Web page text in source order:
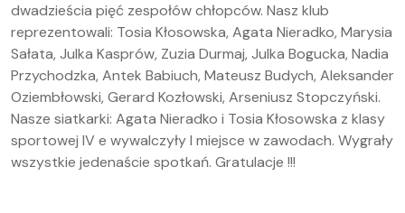
dwadzieścia pięć zespołów chłopców. Nasz klub
reprezentowali: Tosia Kłosowska, Agata Nieradko, Marysia
Sałata, Julka Kasprów, Zuzia Durmaj, Julka Bogucka, Nadia
Przychodzka, Antek Babiuch, Mateusz Budych, Aleksander
Oziembłowski, Gerard Kozłowski, Arseniusz Stopczyński.
Nasze siatkarki: Agata Nieradko i Tosia Kłosowska z klasy
sportowej IV e wywalczyły I miejsce w zawodach. Wygrały
wszystkie jedenaście spotkań. Gratulacje !!!